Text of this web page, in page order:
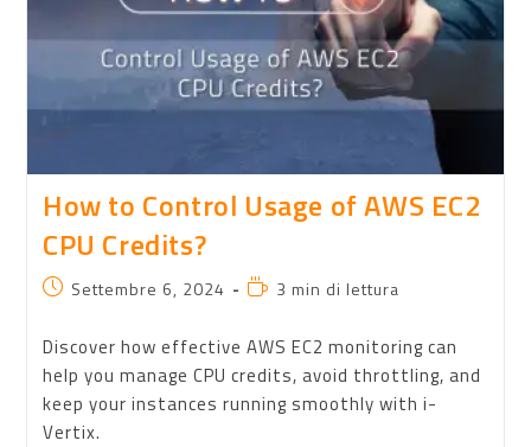
How to Control Usage of AWS EC2
CPU Credits?
Settembre 6, 2024 3 min di lettura
Discover how effective AWS EC2 monitoring can
help you manage CPU credits, avoid throttling, and
keep your instances running smoothly with i-
Vertix.